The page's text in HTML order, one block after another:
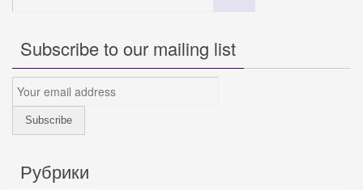
Subscribe to our mailing list
Рубрики